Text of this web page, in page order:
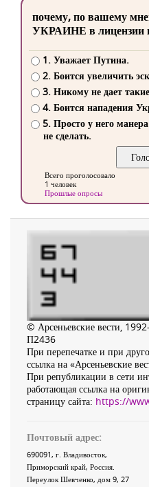
почему, по вашему
УКРАИНЕ в лицензии
1. Уважает Путина.
2. Боится увеличить
3. Никому не дает
4. Боится нападения
5. Просто у него
не сделать.
Всего проголосовало
1 человек
Прошлые опросы
© Арсеньевские вести,
П2436
При перепечатке и при
ссылка на «Арсеньевские
При републикации в сети
работающая ссылка на
страницу сайта: https://
Почтовый адрес:
690091, г. Владивосток,
Приморский край, Россия
Переулок Шевченко, дом 9, 27